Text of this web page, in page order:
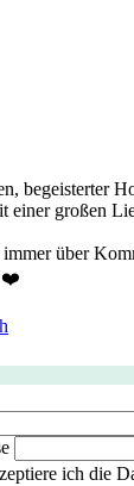
begeisterter
einer großen
über
❤️
ich die